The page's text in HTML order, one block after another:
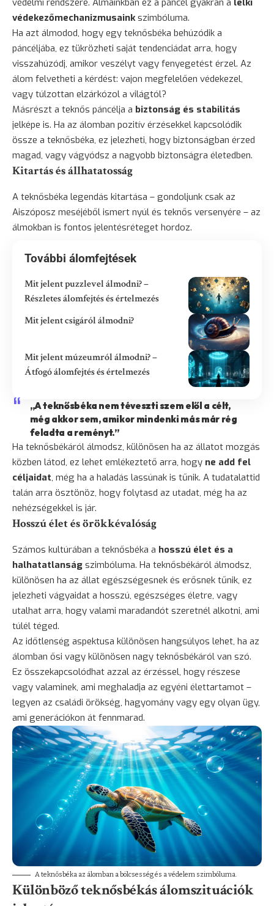
védekezőmechanizmusainkszimbóluma.
Ha azt álmodod, hogy egy teknősbéka behúzódik a
páncéljába, ez tükrözheti saját tendenciádat arra, hogy
visszahúzódj, amikor veszélyt vagy fenyegetést érzel. Az
álom felvetheti a kérdést: vajon megfelelően védekezel,
vagy túlzottan elzárkózol a világtól?
Másrészt a teknős páncélja a biztonság és stabilitás
jelképe is. Ha az álomban pozitív érzésekkel kapcsolódik
össze a teknősbéka, ez jelezheti, hogy biztonságban érzed
magad, vagy vágyódsz a nagyobb biztonságra életedben.
Kitartás és állhatatosság
A teknősbéka legendás kitartása – gondoljunk csak az
Aiszóposz meséjéből ismert nyúl és teknős versenyére – az
álmokban is fontos jelentésréteget hordoz.
További álomfejtések
Mit jelent puzzlevel álmodni? –
Részletes álomfejtés és értelmezés
Mit jelent csigáról álmodni?
Mit jelent múzeumról álmodni? –
Átfogó álomfejtés és értelmezés
„A teknősbéka nem téveszti szem elől a célt,
még akkor sem, amikor mindenki más már rég
feladta a reményt.”
Ha teknősbékáról álmodsz, különösen ha az állatot mozgás
közben látod, ez lehet emlékeztető arra, hogy ne add fel
céljaidat, még ha a haladás lassúnak is tűnik. A tudatalattid
talán arra ösztönöz, hogy folytasd az utadat, még ha az
nehézségekkel is jár.
Hosszú élet és örökkévalóság
Számos kultúrában a teknősbéka a hosszú élet és a
halhatatlanság szimbóluma. Ha teknősbékáról álmodsz,
különösen ha az állat egészségesnek és erősnek tűnik, ez
jelezheti vágyaidat a hosszú, egészséges életre, vagy
utalhat arra, hogy valami maradandót szeretnél alkotni, ami
túlél téged.
Az időtlenség aspektusa különösen hangsúlyos lehet, ha az
álomban ősi vagy különösen nagy teknősbékáról van szó.
Ez összekapcsolódhat azzal az érzéssel, hogy részese
vagy valaminek, ami meghaladja az egyéni élettartamot –
legyen az családi örökség, hagyomány vagy egy olyan ügy,
ami generációkon át fennmarad.
A teknősbéka az álomban a bölcsesség és a védelem szimbóluma.
Különböző teknősbékás álomszituációk